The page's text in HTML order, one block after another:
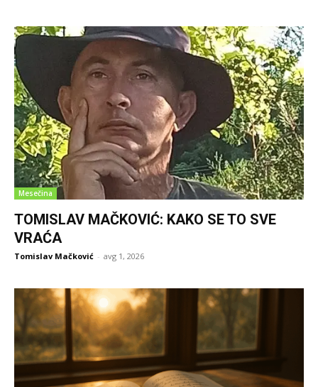
Mesečina
TOMISLAV MAČKOVIĆ: KAKO SE TO SVE
VRAĆA
Tomislav Mačković - avg 1, 2026